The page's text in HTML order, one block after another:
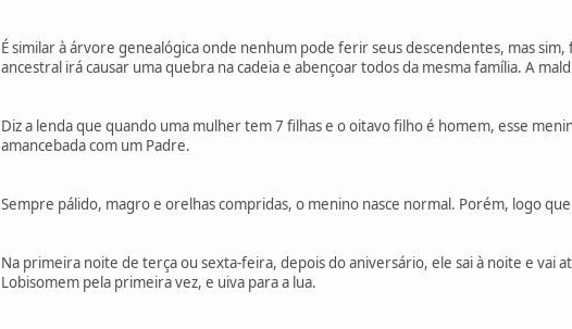
É similar à árvore genealógica onde nenhum pode ferir seus descendentes, mas
ancestral irá causar uma quebra na cadeia e abençoar todos da mesma família. A
Diz a lenda que quando uma mulher tem 7 filhas e o oitavo filho é homem, esse
amancebada com um Padre.
Sempre pálido, magro e orelhas compridas, o menino nasce normal. Porém, logo
Na primeira noite de terça ou sexta-feira, depois do aniversário, ele sai à noite e vai
Lobisomem pela primeira vez, e uiva para a lua.